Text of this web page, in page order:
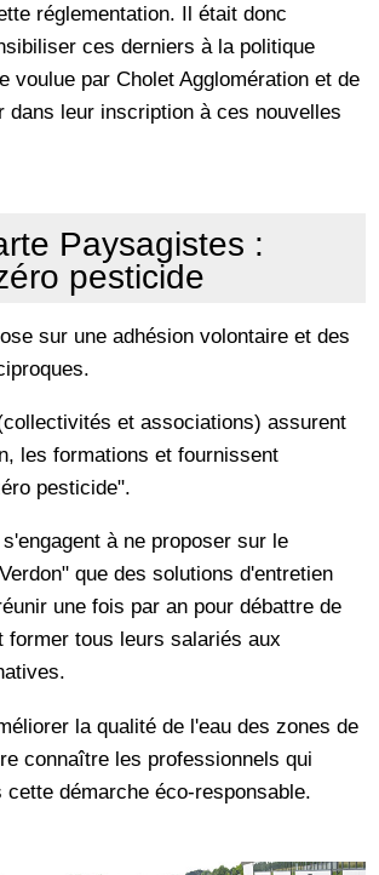
réglementation. Il était donc
ces derniers à la politique
voulue par Cholet Agglomération et de
dans leur inscription à ces nouvelles
Paysagistes :
pesticide
sur une adhésion volontaire et des
et associations) assurent
les formations et fournissent
pesticide".
à ne proposer sur le
que des solutions d'entretien
une fois par an pour débattre de
former tous leurs salariés aux
la qualité de l'eau des zones de
connaître les professionnels qui
démarche éco-responsable.